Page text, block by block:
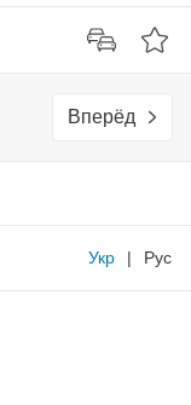
Вперёд
Укр | Рус